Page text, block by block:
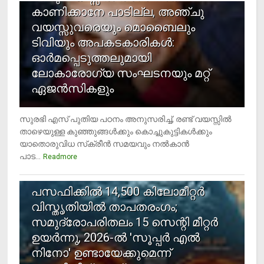
കാണിക്കാനേ പാടില്ല, അഞ്ചു
വയസ്സുവരെയും മൊബൈലും
ടിവിയും അപകടകാരികള്‍:
ഓര്‍മപ്പെടുത്തലുമായി
ലോകാരോഗ്യ സംഘടനയും മറ്റ്
ഏജന്‍സികളും
സുരഭി എസ് പുതിയ പഠനം അനുസരിച്ച്, രണ്ട് വയസ്സില്‍
താഴെയുള്ള കുഞ്ഞുങ്ങള്‍ക്കും കൊച്ചുകുട്ടികള്‍ക്കും
യാതൊരുവിധ സ്‌ക്രീന്‍ സമയവും നല്‍കാന്‍
പാട...
Readmore
പസഫിക്കില്‍ 14,500 കിലോമീറ്റര്‍
വിസ്തൃതിയില്‍ താപതരംഗം;
സമുദ്രോപരിതലം 15 സെന്റി മീറ്റര്‍
ഉയര്‍ന്നു, 2026-ല്‍ 'സൂപ്പര്‍ എല്‍
നിനോ' ഉണ്ടായേക്കുമെന്ന്